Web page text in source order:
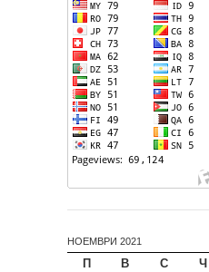
НОЕМВРИ 2021
П В С Ч